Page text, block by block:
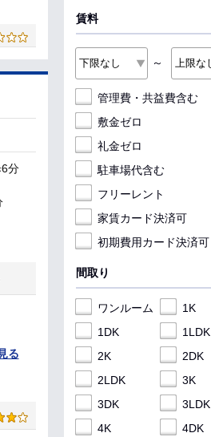
分
る
賃料
～
管理費・共益費含む
敷金ゼロ
礼金ゼロ
駐車場代含む
フリーレント
家賃カード決済可
初期費用カード決済可
間取り
ワンルーム
1K
1DK
1LDK
2K
2DK
2LDK
3K
3DK
3LDK
4K
4DK